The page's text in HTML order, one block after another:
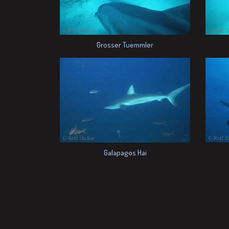
Grosser Tuemmler
Galapagos Hai